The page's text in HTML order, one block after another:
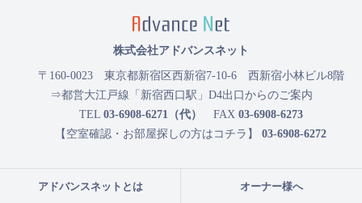
アドバンスネットとは オーナー様へ
株式会社アドバンスネット
〒160-0023 東京都新宿区西新宿7-10-6 西新宿小林ビル8階
⇒都営大江戸線「新宿西口駅」D4出口からのご案内
TEL 03-6908-6271（代） FAX 03-6908-6273
【空室確認・お部屋探しの方はコチラ】 03-6908-6272